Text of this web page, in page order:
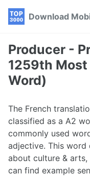
Skip
navigation
Skip
Skip
Download
Producer -
1259th
Word)
The French
classified as a A2
commonly used
adjective. This word
about culture & arts,
can find example